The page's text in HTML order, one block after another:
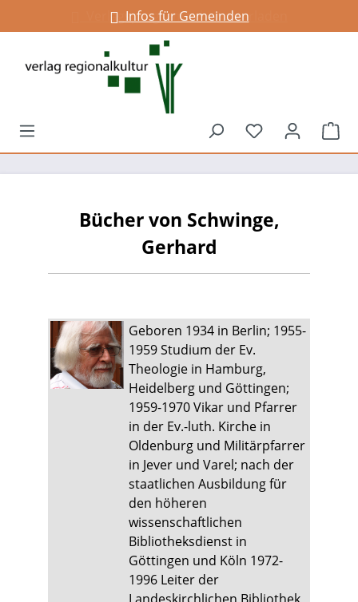
Infos für Gemeinden
Du hast 0
Bücher von Schwinge,
Gerhard
Geboren 1934 in Berlin; 1955-
1959 Studium der Ev.
Theologie in Hamburg,
Heidelberg und Göttingen;
1959-1970 Vikar und Pfarrer
in der Ev.-luth. Kirche in
Oldenburg und Militärpfarrer
in Jever und Varel; nach der
staatlichen Ausbildung für
den höheren
wissenschaftlichen
Bibliotheksdienst in
Göttingen und Köln 1972-
1996 Leiter der